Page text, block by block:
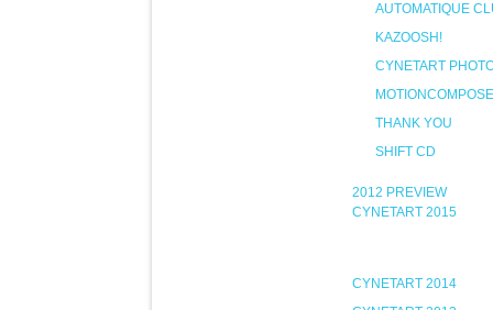
AUTOMATIQUE
KAZOOSH!
CYNETART
THANK YOU
SHIFT CD
2012 PREVIEW
CYNETART 2015
CYNETART 2014